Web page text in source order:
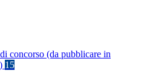
concorso (da pubblicare in
15